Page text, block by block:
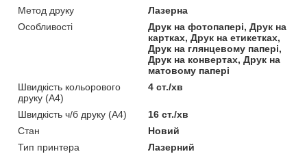
Метод друку
Лазерна
Особливості
Друк на фотопапері, Друк на
картках, Друк на етикетках,
Друк на глянцевому папері,
Друк на конвертах, Друк на
матовому папері
Швидкість кольорового
друку (A4)
4 ст./хв
Швидкість ч/б друку (A4)
16 ст./хв
Стан
Новий
Тип принтера
Лазерний